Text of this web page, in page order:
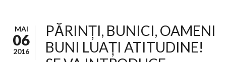
MAI
06
2016
PĂRINȚI, BUNICI, OAMENI
BUNI LUAȚI ATITUDINE!